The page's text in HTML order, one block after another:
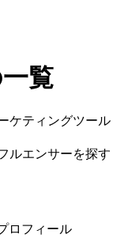
覧
ケティングツール
ルエンサーを探す
ロフィール